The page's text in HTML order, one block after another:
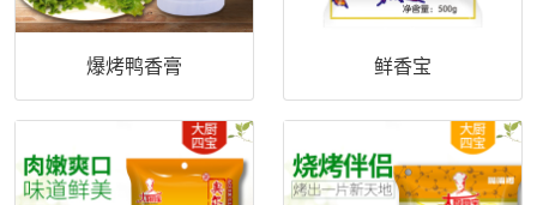
爆烤鸭香膏 鲜香宝